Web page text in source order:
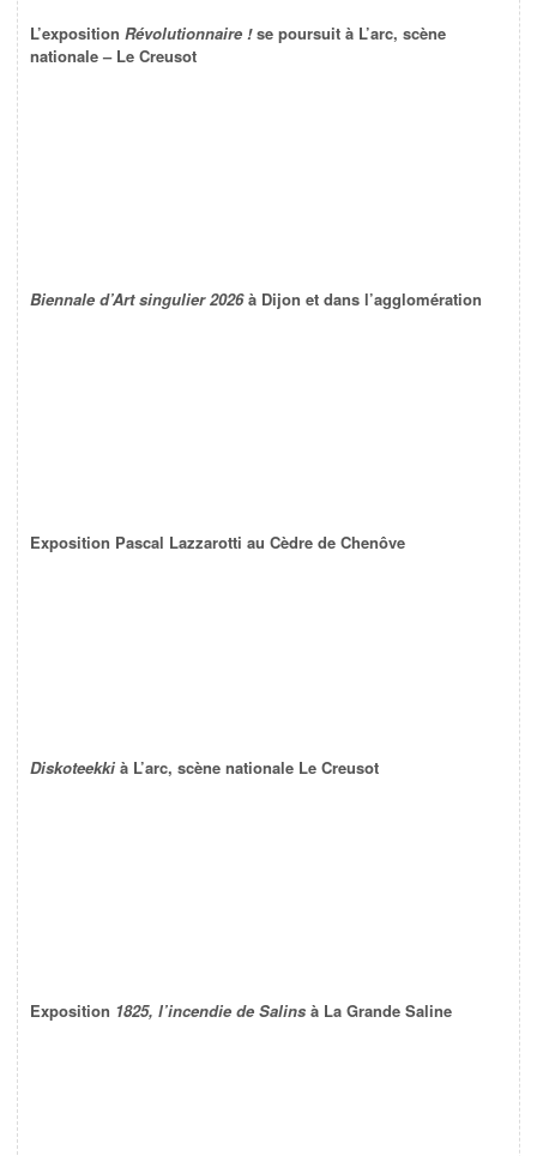
L’exposition Révolutionnaire !se poursuit à L’arc, scène
nationale – Le Creusot
Biennale d’Art singulier 2026à Dijon et dans l’agglomération
Exposition Pascal Lazzarotti au Cèdre de Chenôve
Diskoteekki à L’arc, scène nationale Le Creusot
Exposition 1825, l’incendie de Salins à La Grande Saline